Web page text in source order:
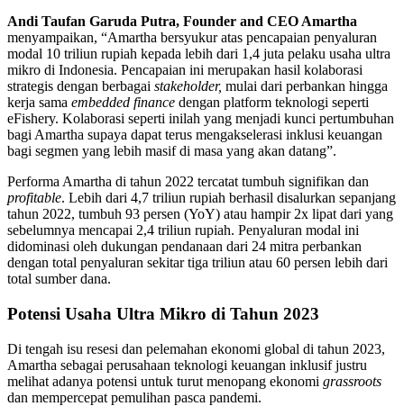
Andi Taufan Garuda Putra, Founder and CEO Amartha
menyampaikan, “Amartha bersyukur atas pencapaian penyaluran
modal 10 triliun rupiah kepada lebih dari 1,4 juta pelaku usaha ultra
mikro di Indonesia. Pencapaian ini merupakan hasil kolaborasi
strategis dengan berbagai stakeholder, mulai dari perbankan hingga
kerja sama embedded finance dengan platform teknologi seperti
eFishery. Kolaborasi seperti inilah yang menjadi kunci pertumbuhan
bagi Amartha supaya dapat terus mengakselerasi inklusi keuangan
bagi segmen yang lebih masif di masa yang akan datang”.
Performa Amartha di tahun 2022 tercatat tumbuh signifikan dan
profitable. Lebih dari 4,7 triliun rupiah berhasil disalurkan sepanjang
tahun 2022, tumbuh 93 persen (YoY) atau hampir 2x lipat dari yang
sebelumnya mencapai 2,4 triliun rupiah. Penyaluran modal ini
didominasi oleh dukungan pendanaan dari 24 mitra perbankan
dengan total penyaluran sekitar tiga triliun atau 60 persen lebih dari
total sumber dana.
Potensi Usaha Ultra Mikro di Tahun 2023
Di tengah isu resesi dan pelemahan ekonomi global di tahun 2023,
Amartha sebagai perusahaan teknologi keuangan inklusif justru
melihat adanya potensi untuk turut menopang ekonomi grassroots
dan mempercepat pemulihan pasca pandemi.